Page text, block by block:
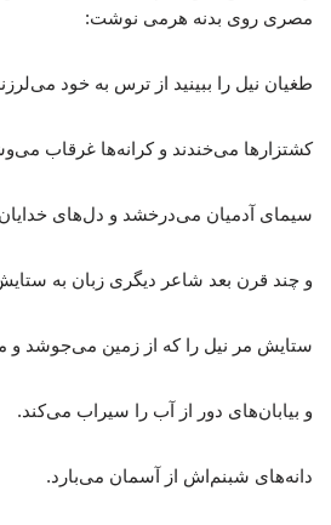
مصری روی بدنه هرمی نوشت:
طغیان نیل را ببینید از ترس به خود
کشتزارها می‌خندند و کرانه‌ها غرقاب
سیمای آدمیان می‌درخشد و دل‌های
و چند قرن بعد شاعر دیگری زبان به
ستایش مر نیل را که از زمین می‌جوشد و
و بیابان‌های دور از آب را سیراب می‌کند.
دانه‌های شبنم‌اش از آسمان می‌بارد.